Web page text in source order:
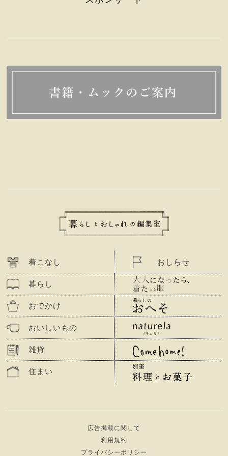
着こなし
暮らし
おでかけ
おいしいもの
雑貨
住まい
おしらせ
広告掲載に関して
利用規約
プライバシーポリシー